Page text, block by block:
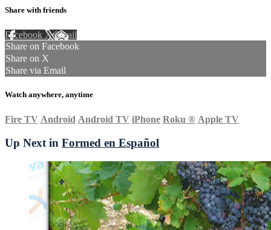
Share with friends
Facebook XEmail
Share on Facebook
Share on X
Share via Email
Watch anywhere, anytime
Fire TV Android Android TV iPhone Roku ® Apple TV
Up Next in Formed en Español